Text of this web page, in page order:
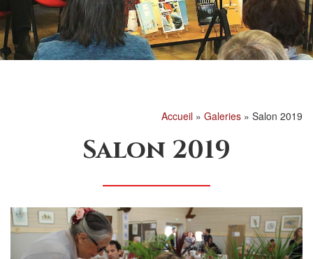
Accueil » Galeries » Salon 2019
Salon 2019